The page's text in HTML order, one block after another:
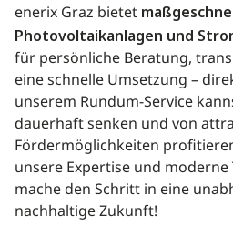
enerix Graz bietet
Photovoltaikanlagen und
für persönliche Beratung,
eine schnelle Umsetzung –
unserem Rundum-Service
dauerhaft senken und von
Fördermöglichkeiten
unsere Expertise und
mache den Schritt in eine
nachhaltige Zukunft!